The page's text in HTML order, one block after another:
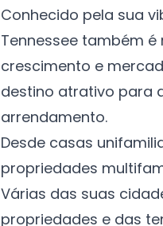
Conhecido pela sua
Tennessee também
crescimento e
destino atrativo para
arrendamento.
Desde casas
propriedades
Várias das suas
propriedades e das